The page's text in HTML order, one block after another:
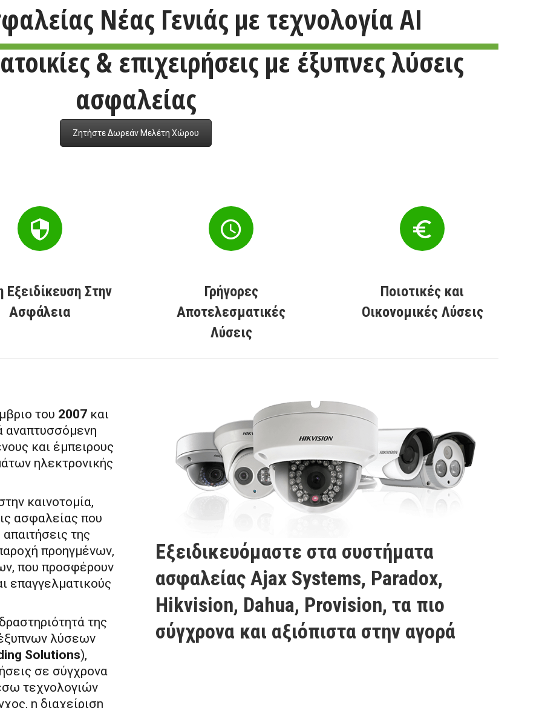
Νέας Γενιάς με τεχνολογία AI
& επιχειρήσεις με έξυπνες λύσεις
ασφαλείας
Ζητήστε Δωρεάν Μελέτη Χώρου
Εξειδίκευση Στην
Ασφάλεια
Γρήγορες
Αποτελεσματικές
Λύσεις
Ποιοτικές και
Οικονομικές Λύσεις
του 2007και
αναπτυσσόμενη
και έμπειρους
ηλεκτρονικής
καινοτομία,
ασφαλείας που
της
προηγμένων,
που προσφέρουν
επαγγελματικούς
της
λύσεων
Solutions),
σε σύγχρονα
τεχνολογιών
η διαχείριση
Εξειδικευόμαστε στα συστήματα
ασφαλείας Ajax Systems, Paradox,
Hikvision, Dahua, Provision, τα πιο
σύγχρονα και αξιόπιστα στην αγορά